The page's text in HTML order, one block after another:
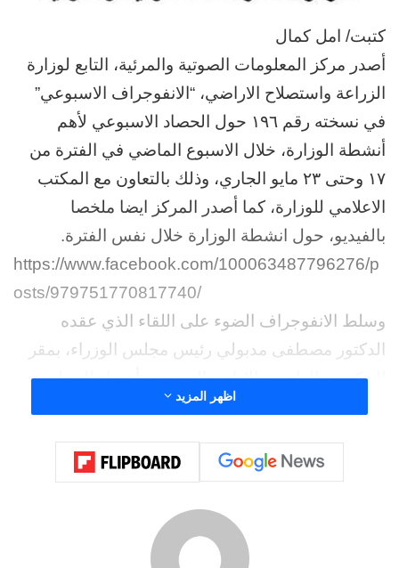
كتبت/ امل كمال
أصدر مركز المعلومات الصوتية والمرئية، التابع لوزارة
الزراعة واستصلاح الاراضي، “الانفوجراف الاسبوعي”
في نسخته رقم ١٩٦ حول الحصاد الاسبوعي لأهم
أنشطة الوزارة، خلال الاسبوع الماضي في الفترة من
١٧ وحتى ٢٣ مايو الجاري، وذلك بالتعاون مع المكتب
الاعلامي للوزارة، كما أصدر المركز ايضا ملخصا
بالفيديو، حول انشطة الوزارة خلال نفس الفترة.
https://www.facebook.com/100063487796276/p
osts/979751770817740/
وسلط الانفوجراف الضوء على اللقاء الذي عقده
الدكتور مصطفى مدبولي رئيس مجلس الوزراء، بمقر
الحكومة بالعاصمة الإدارية الجديدة، بأعضاء المجلس
التصديري للصناعات الغذائية وغرف الصناعات الغذائية،
والمهندس أحمد سمير وزير التجارة والصناعة،
للصناعات الغذائية، وأشرف السيد وكيل المجلس
التصديري للصناعات الغذائية، وكريم بركة وكيل
اظهر المزيد